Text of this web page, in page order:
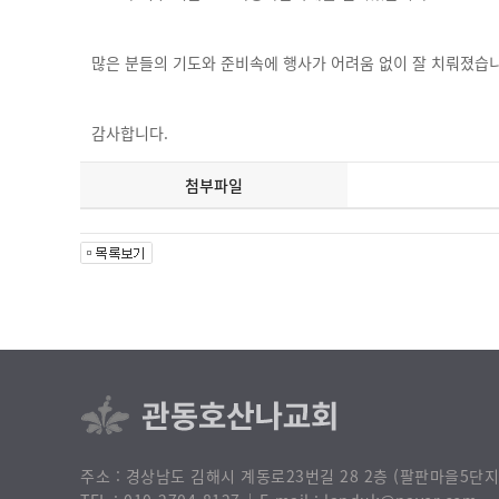
많은 분들의 기도와 준비속에 행사가 어려움 없이 잘 치뤄졌습
감사합니다.
첨부파일
주소 : 경상남도 김해시 계동로23번길 28 2층 (팔판마을5단